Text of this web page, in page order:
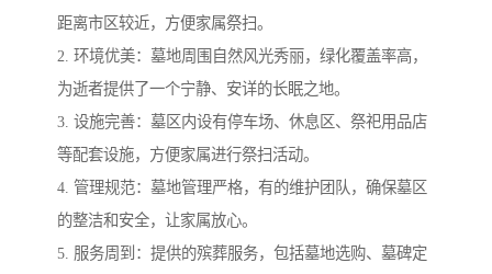
距离市区较近，方便家属祭扫。
2. 环境优美：墓地周围自然风光秀丽，绿化覆盖率高，
为逝者提供了一个宁静、安详的长眠之地。
3. 设施完善：墓区内设有停车场、休息区、祭祀用品店
等配套设施，方便家属进行祭扫活动。
4. 管理规范：墓地管理严格，有的维护团队，确保墓区
的整洁和安全，让家属放心。
5. 服务周到：提供的殡葬服务，包括墓地选购、墓碑定